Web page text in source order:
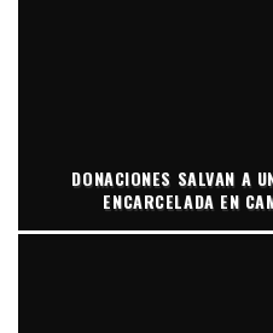
DONACIONES SALVAN A
ENCARCELADA EN